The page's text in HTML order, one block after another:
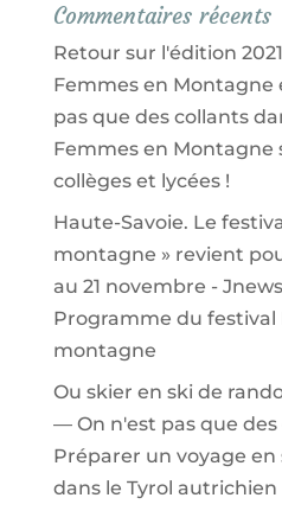
Commentaires récents
Retour sur l'édition
Femmes en Montagne
pas que des collants
Femmes en Montagne
collèges et lycées !
Haute-Savoie. Le
montagne » revient
au 21 novembre -
Programme du festival
montagne
Ou skier en ski de
— On n'est pas que des
Préparer un voyage
dans le Tyrol autrichien